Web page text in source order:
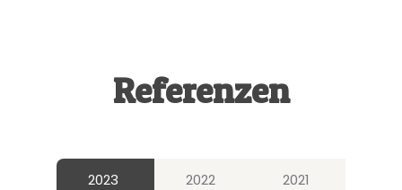
Referenzen
2023 2022 2021